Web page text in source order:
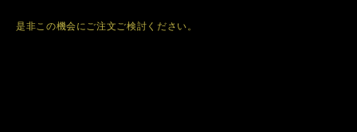
是非この機会にご注文ご検討ください。